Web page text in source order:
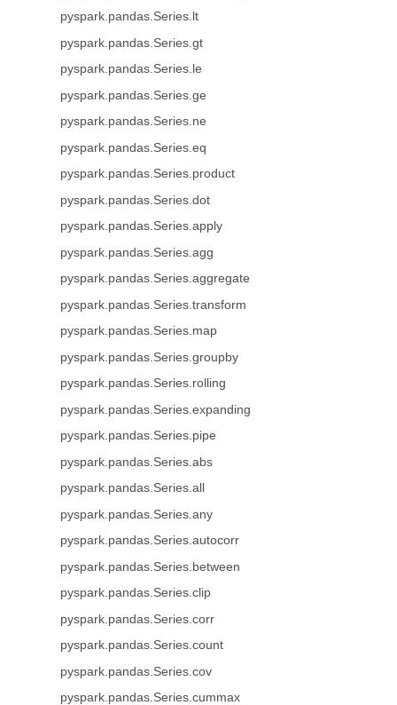
pyspark.pandas.Series.lt
pyspark.pandas.Series.gt
pyspark.pandas.Series.le
pyspark.pandas.Series.ge
pyspark.pandas.Series.ne
pyspark.pandas.Series.eq
pyspark.pandas.Series.product
pyspark.pandas.Series.dot
pyspark.pandas.Series.apply
pyspark.pandas.Series.agg
pyspark.pandas.Series.aggregate
pyspark.pandas.Series.transform
pyspark.pandas.Series.map
pyspark.pandas.Series.groupby
pyspark.pandas.Series.rolling
pyspark.pandas.Series.expanding
pyspark.pandas.Series.pipe
pyspark.pandas.Series.abs
pyspark.pandas.Series.all
pyspark.pandas.Series.any
pyspark.pandas.Series.autocorr
pyspark.pandas.Series.between
pyspark.pandas.Series.clip
pyspark.pandas.Series.corr
pyspark.pandas.Series.count
pyspark.pandas.Series.cov
pyspark.pandas.Series.cummax